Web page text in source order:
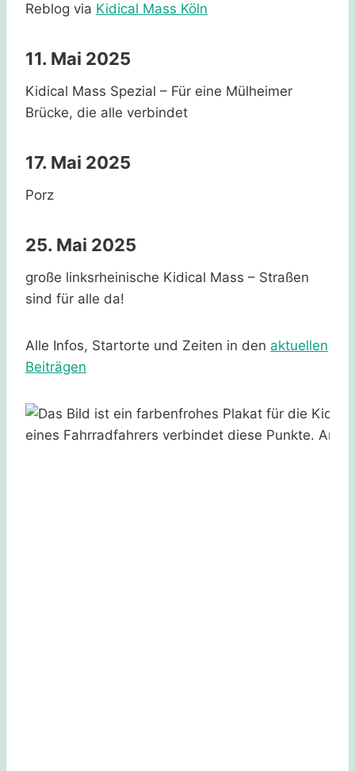
Reblog via Kidical Mass Köln
11. Mai 2025
Kidical Mass Spezial – Für eine Mülheimer
Brücke, die alle verbindet
17. Mai 2025
Porz
25. Mai 2025
große linksrheinische Kidical Mass – Straßen
sind für alle da!
Alle Infos, Startorte und Zeiten in den aktuellen
Beiträgen